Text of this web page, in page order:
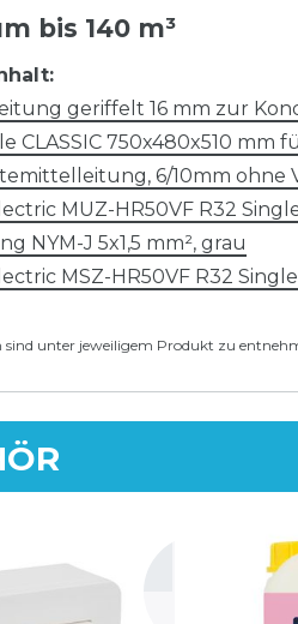
bis 140 m³
geriffelt 16 mm zur
CLASSIC 750x480x510 mm
6/10mm ohne
MUZ-HR50VF R32
NYM-J 5x1,5 mm², grau
MSZ-HR50VF R32
sind unter jeweiligem Produkt zu